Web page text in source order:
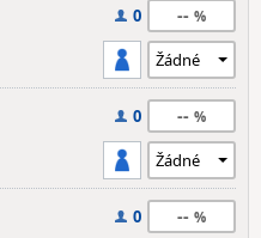
0 --
0 --
0 --